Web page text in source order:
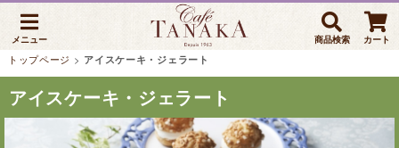
メニュー 商品検索 カート
トップページ > アイスケーキ・ジェラート
アイスケーキ・ジェラート